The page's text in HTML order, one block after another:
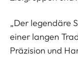
„Der legendäre
einer langen
Präzision und